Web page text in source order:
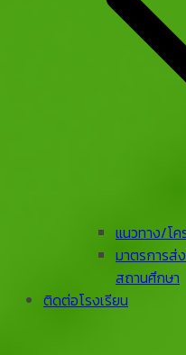
แนวทาง/โ
มาตรการส่
สถานศึกษา
ติดต่อโรงเรียน